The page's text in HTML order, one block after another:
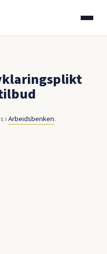
iArbeidsbenken.